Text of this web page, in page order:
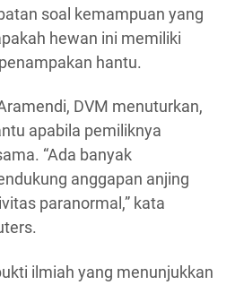
soal kemampuan yang
hewan ini memiliki
hantu.
DVM menuturkan,
apabila pemiliknya
“Ada banyak
anggapan anjing
paranormal,” kata
ilmiah yang menunjukkan